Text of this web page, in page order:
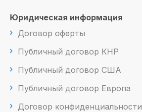
Юридическая информация
Договор оферты
Публичный договор КНР
Публичный договор США
Публичный договор Европа
Договор конфиденциальности